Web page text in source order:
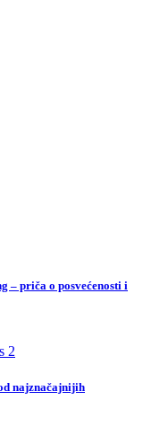
– priča o posvećenosti i
najznačajnijih